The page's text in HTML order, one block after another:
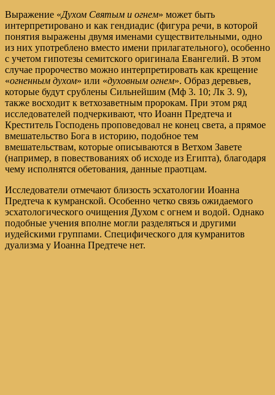
Выражение «Духом Святым и огнем» может быть
интерпретировано и как гендиадис (фигура речи, в которой
понятия выражены двумя именами существительными, одно
из них употреблено вместо имени прилагательного), особенно
с учетом гипотезы семитского оригинала Евангелий. В этом
случае пророчество можно интерпретировать как крещение
«огненным духом» или «духовным огнем». Образ деревьев,
которые будут срублены Сильнейшим (Мф 3. 10; Лк 3. 9),
также восходит к ветхозаветным пророкам. При этом ряд
исследователей подчеркивают, что Иоанн Предтеча и
Креститель Господень проповедовал не конец света, а прямое
вмешательство Бога в историю, подобное тем
вмешательствам, которые описываются в Ветхом Завете
(например, в повествованиях об исходе из Египта), благодаря
чему исполнятся обетования, данные праотцам.
Исследователи отмечают близость эсхатологии Иоанна
Предтеча к кумранской. Особенно четко связь ожидаемого
эсхатологического очищения Духом с огнем и водой. Однако
подобные учения вполне могли разделяться и другими
иудейскими группами. Специфического для кумранитов
дуализма у Иоанна Предтече нет.